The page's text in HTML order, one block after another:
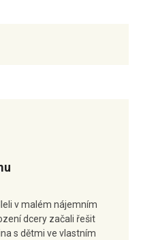
v malém nájemním
dcery začali řešit
s dětmi ve vlastním